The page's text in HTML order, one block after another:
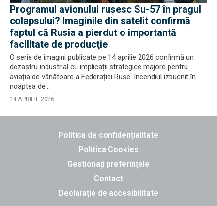
Programul avionului rusesc Su-57 în pragul
colapsului? Imaginile din satelit confirmă
faptul că Rusia a pierdut o importantă
facilitate de producţie
O serie de imagini publicate pe 14 aprilie 2026 confirmă un
dezastru industrial cu implicații strategice majore pentru
aviația de vânătoare a Federației Ruse. Incendiul izbucnit în
noaptea de...
14 APRILIE 2026
Politica de confidențialitate
Politica Cookies
Gestionați preferințele
Contact
Declarație de accesibilitate